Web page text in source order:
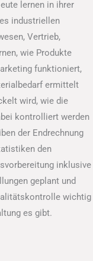
lernen in ihrer
industriellen
Vertrieb,
wie Produkte
funktioniert,
ermittelt
wird, wie die
kontrolliert werden
der Endrechnung
den
inklusive
geplant und
wichtig
es gibt.